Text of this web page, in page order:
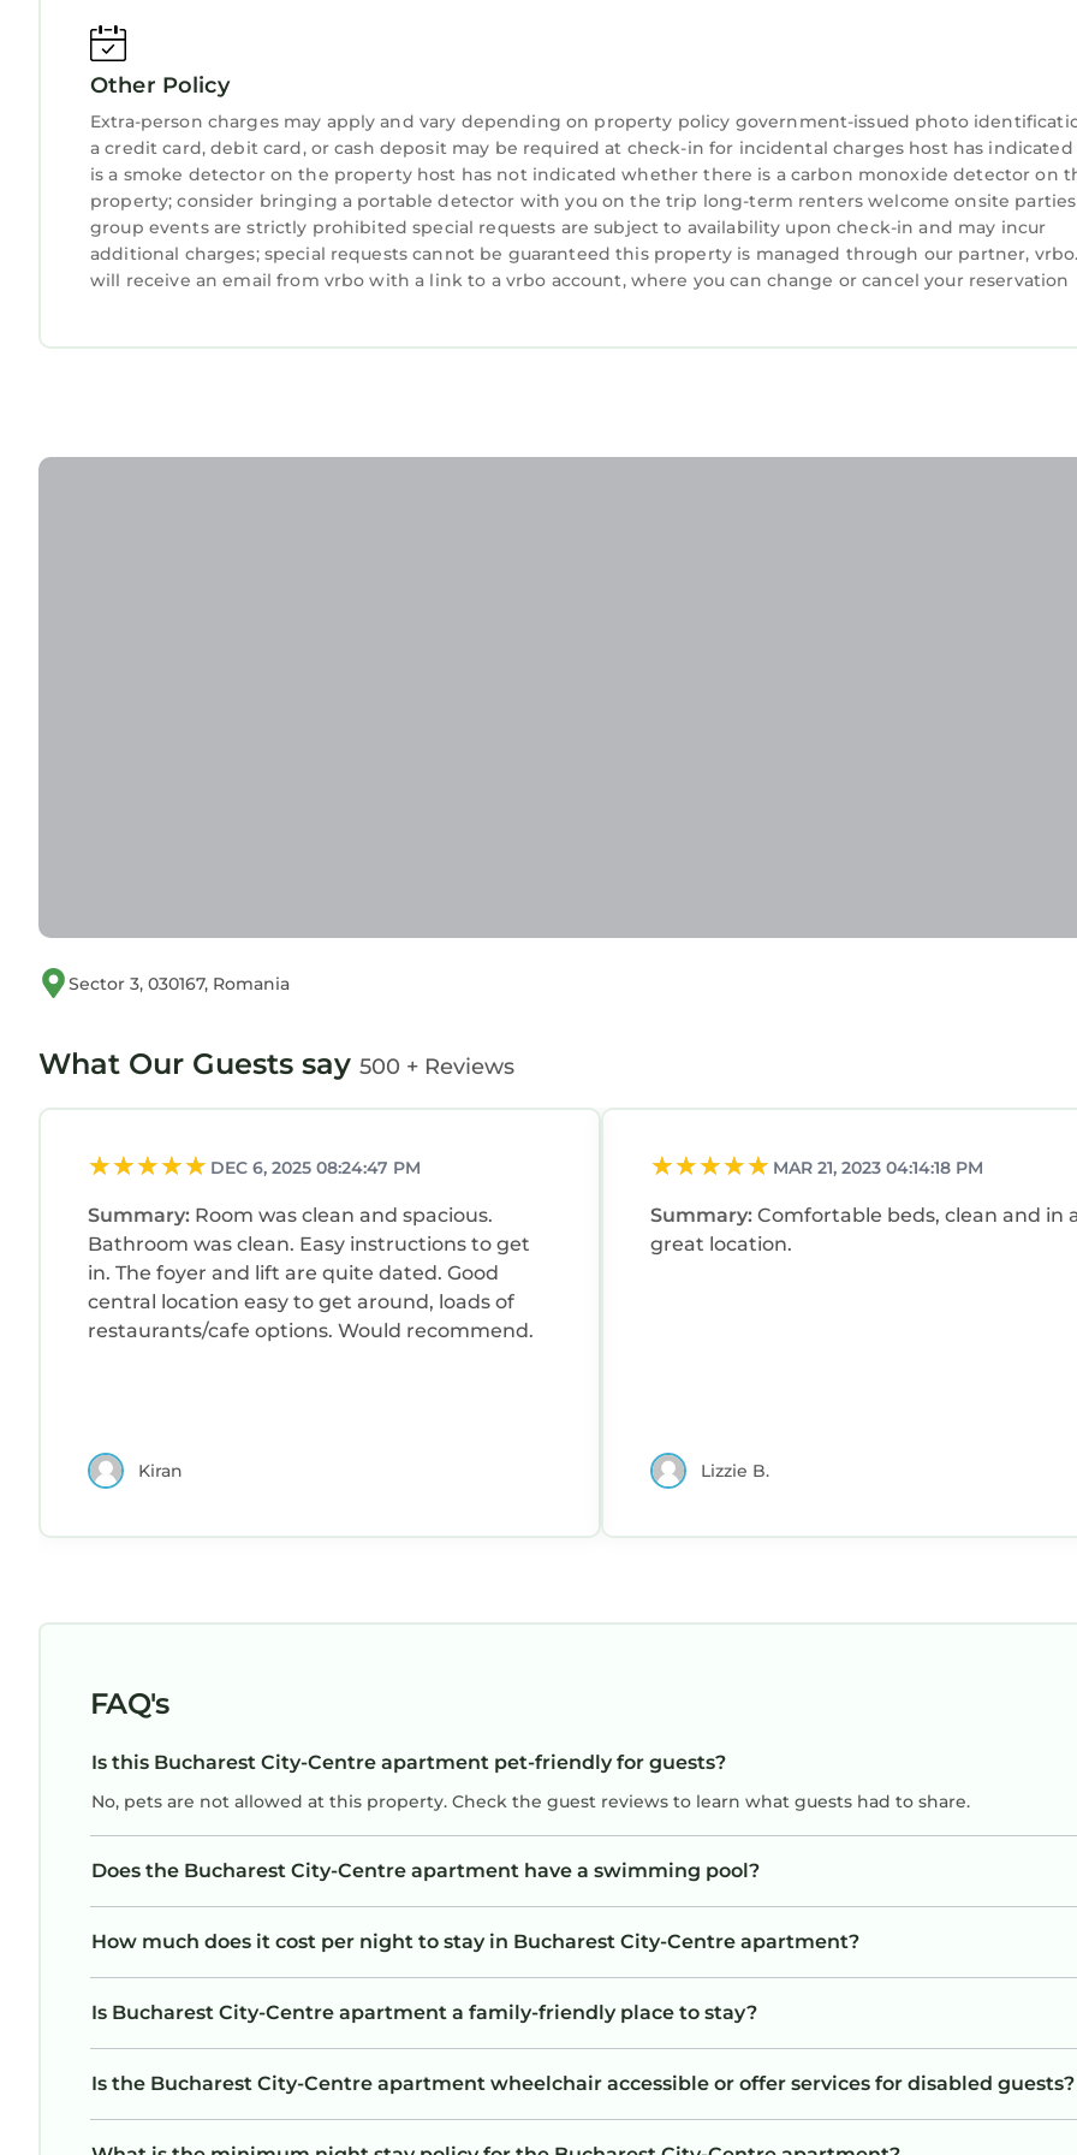
amenities. This Apartment features Air Conditioner, TV, Wheelchair Accessible, to make your stay a
Calea Victoriei | Centrul Vechi | Studio by MRG has 1 Bedroom , 1 Bathroom, and max occupancy of 4
The minimum rental for this property is 1 night, but this can change depending on the season you
staying. Previous guests have given good rated it, and VRBO labeled it a top-rated Apartment
excellent services rendered by the owner or manager of this Apartment, and has consistently
experiences for their guests. Most families or guests that use it recommend it to their friends and
are repeat guests. Apartment has a friendly neighborhood, and the Bucharest City-Centre has
places to visit. If you want to learn more about the Apartment in Bucharest City-Centre, such as
Other Policy
Extra-person charges may apply and vary depending on property policy government-issued photo
a credit card, debit card, or cash deposit may be required at check-in for incidental charges host has
is a smoke detector on the property host has not indicated whether there is a carbon monoxide detector on
property; consider bringing a portable detector with you on the trip long-term renters welcome onsite
group events are strictly prohibited special requests are subject to availability upon check-in and may incur
additional charges; special requests cannot be guaranteed this property is managed through our partner,
will receive an email from vrbo with a link to a vrbo account, where you can change or cancel your reservation
Sector 3, 030167, Romania
What Our Guests say 500 + Reviews
DEC 6, 2025 08:24:47 PM
Summary: Room was clean and spacious.
Bathroom was clean. Easy instructions to get
in. The foyer and lift are quite dated. Good
central location easy to get around, loads of
restaurants/cafe options. Would recommend.
Kiran
MAR 21, 2023 04:14:18 PM
Summary: Comfortable beds, clean and in
great location.
Lizzie B.
FAQ's
Is this Bucharest City-Centre apartment pet-friendly for guests?
No, pets are not allowed at this property. Check the guest reviews to learn what guests had to share.
Does the Bucharest City-Centre apartment have a swimming pool?
How much does it cost per night to stay in Bucharest City-Centre apartment?
Is Bucharest City-Centre apartment a family-friendly place to stay?
Is the Bucharest City-Centre apartment wheelchair accessible or offer services for disabled guests?